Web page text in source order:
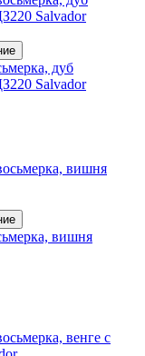
дуб
Salvador
вишня